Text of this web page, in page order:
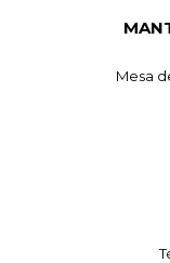
Mesa